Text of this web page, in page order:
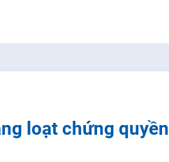
loạt chứng quyền